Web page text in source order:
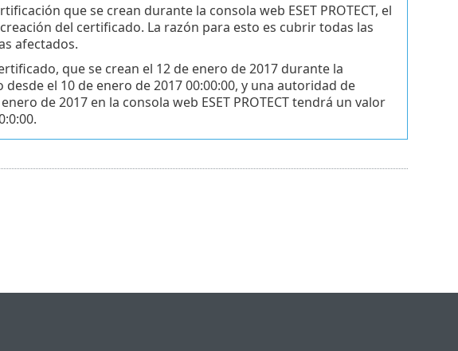
que se crean durante la consola web ESET PROTECT, el
del certificado. La razón para esto es cubrir todas las
afectados.
que se crean el 12 de enero de 2017 durante la
el 10 de enero de 2017 00:00:00, y una autoridad de
de 2017 en la consola web ESET PROTECT tendrá un valor